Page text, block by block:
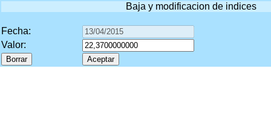
Baja y modificacion de indices
Fecha:
Valor: